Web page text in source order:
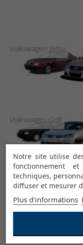
Volkswagen Jetta
Volkswagen Golf
Volkswagen Lupo
Notre site utilise
fonctionnement
techniques,
diffuser et mesurer
Plus d'informations